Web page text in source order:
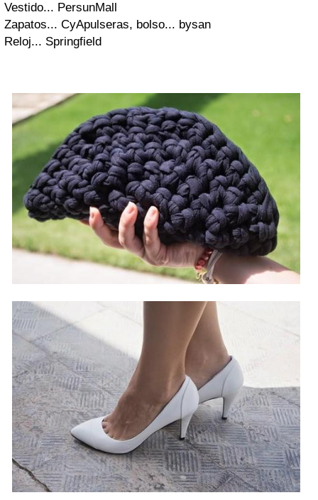
Vestido... PersunMall
Zapatos... CyApulseras, bolso... bysan
Reloj... Springfield